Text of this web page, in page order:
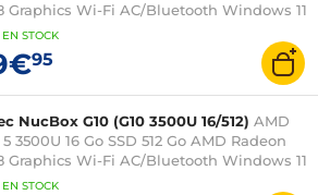
Graphics Wi-Fi AC/Bluetooth Windows 11
EN STOCK
95
NucBox G10 (G10 3500U 16/512) AMD
3500U 16 Go SSD 512 Go AMD Radeon
Graphics Wi-Fi AC/Bluetooth Windows 11
EN STOCK